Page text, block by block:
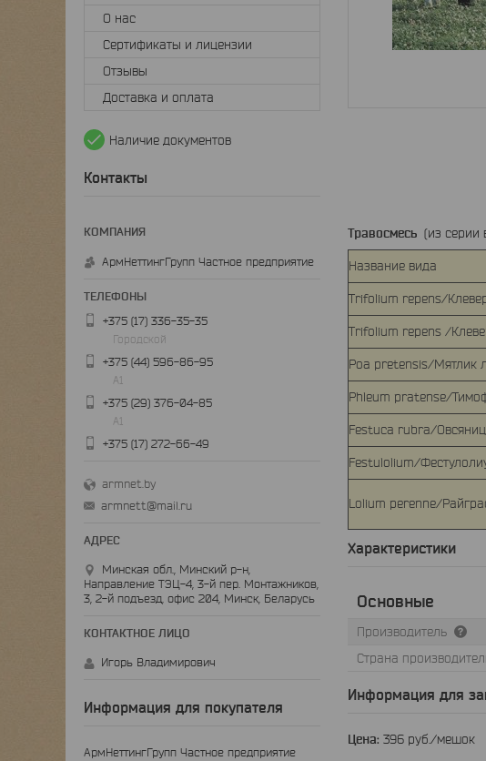
Травосмесь (из серии
Название вида
Trifolium repens/
Trifolium repens /
Poa pretensis/Мятлик
Phleum pratense/
Festuca rubra/
Festulolium/
Lolium perenne/
Характеристики
Основные
Производитель
Страна
Информация для
Цена: 396 руб./мешок
О нас
Сертификаты и лицензии
Отзывы
Доставка и оплата
Наличие документов
Контакты
АрмНеттингГрупп Частное предприятие
+375 (17) 336-35-35
Городской
+375 (44) 596-86-95
А1
+375 (29) 376-04-85
А1
+375 (17) 272-66-49
armnet.by
armnett@mail.ru
Минская обл., Минский р-н,
Направление ТЭЦ-4, 3-й пер. Монтажников,
3, 2-й подъезд, офис 204, Минск, Беларусь
Игорь Владимирович
Информация для покупателя
АрмНеттингГрупп Частное предприятие